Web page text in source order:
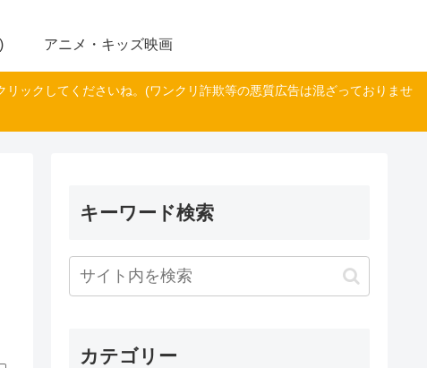
アニメ・キッズ映画
ックしてくださいね。(ワンクリ詐欺等の悪質広告は混ざっておりませ
キーワード検索
カテゴリー